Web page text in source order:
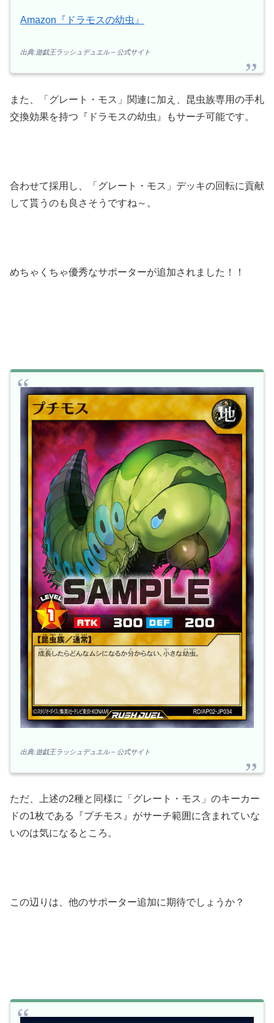
Amazon『ドラモスの幼虫』
出典:遊戯王ラッシュデュエル – 公式サイト
また、「グレート・モス」関連に加え、昆虫族専用の手札
交換効果を持つ『ドラモスの幼虫』もサーチ可能です。
合わせて採用し、「グレート・モス」デッキの回転に貢献
して貰うのも良さそうですね～。
めちゃくちゃ優秀なサポーターが追加されました！！
出典:遊戯王ラッシュデュエル – 公式サイト
ただ、上述の2種と同様に「グレート・モス」のキーカー
ドの1枚である『プチモス』がサーチ範囲に含まれていな
いのは気になるところ。
この辺りは、他のサポーター追加に期待でしょうか？